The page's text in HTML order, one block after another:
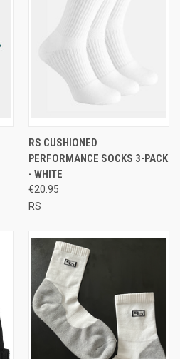
RS CUSHIONED
PERFORMANCE SOCKS 3-PACK
- WHITE
€20.95
RS